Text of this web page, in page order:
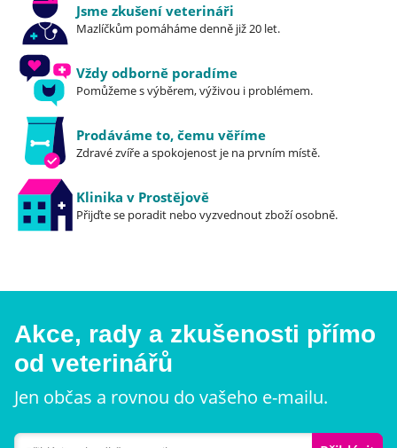
Jsme zkušení veterináři
Mazlíčkům pomáháme denně již 20 let.
Vždy odborně poradíme
Pomůžeme s výběrem, výživou i problémem.
Prodáváme to, čemu věříme
Zdravé zvíře a spokojenost je na prvním místě.
Klinika v Prostějově
Přijďte se poradit nebo vyzvednout zboží osobně.
Akce, rady a zkušenosti přímo
od veterinářů
Jen občas a rovnou do vašeho e-mailu.